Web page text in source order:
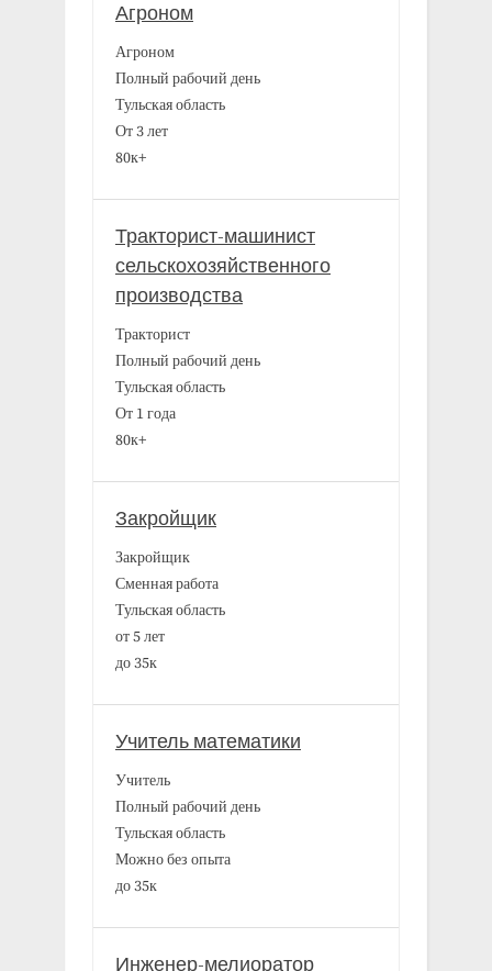
Агроном
Агроном
Полный рабочий день
Тульская область
От 3 лет
80к+
Тракторист-машинист
сельскохозяйственного
производства
Тракторист
Полный рабочий день
Тульская область
От 1 года
80к+
Закройщик
Закройщик
Сменная работа
Тульская область
от 5 лет
до 35к
Учитель математики
Учитель
Полный рабочий день
Тульская область
Можно без опыта
до 35к
Инженер-мелиоратор